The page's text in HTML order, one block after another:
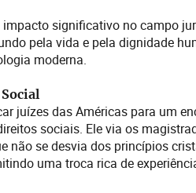
significativo no campo
pela vida e pela dignidade
moderna.
juízes das Américas para um
sociais. Ele via os
não se desvia dos princípios
uma troca rica de